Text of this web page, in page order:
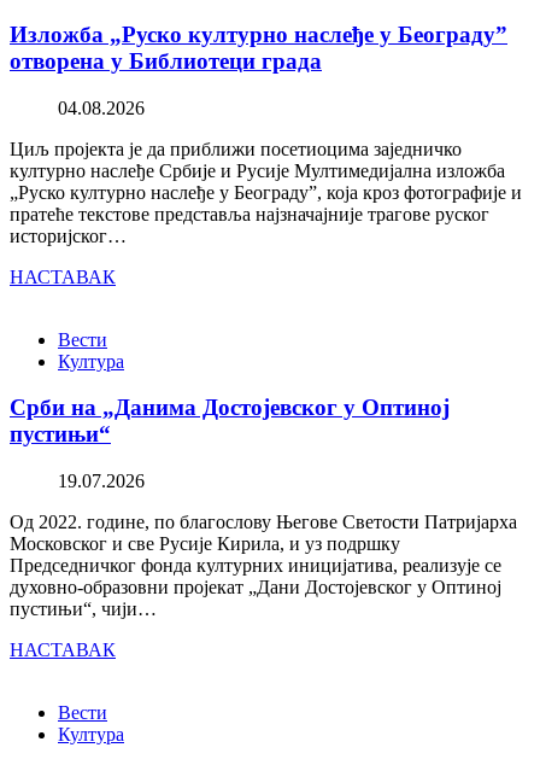
Изложба „Руско културно наслеђе у Београду”
отворена у Библиотеци града
04.08.2026
Циљ пројекта је да приближи посетиоцима заједничко
културно наслеђе Србије и Русије Мултимедијална изложба
„Руско културно наслеђе у Београду”, која кроз фотографије и
пратеће текстове представља најзначајније трагове руског
историјског…
НАСТАВАК
Вести
Култура
Срби на „Данима Достојевског у Оптиној
пустињи“
19.07.2026
Од 2022. године, по благослову Његове Светости Патријарха
Московског и све Русије Кирила, и уз подршку
Председничког фонда културних иницијатива, реализује се
духовно-образовни пројекат „Дани Достојевског у Оптиној
пустињи“, чији…
НАСТАВАК
Вести
Култура